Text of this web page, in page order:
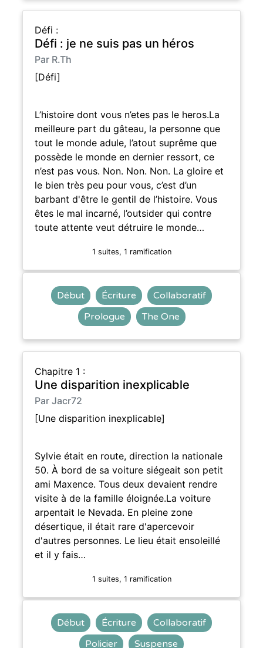
Défi :
Défi : je ne suis pas un héros
Par R.Th
[Défi]
L’histoire dont vous n’etes pas le heros.La
meilleure part du gâteau, la personne que
tout le monde adule, l’atout suprême que
possède le monde en dernier ressort, ce
n’est pas vous. Non. Non. Non. La gloire et
le bien très peu pour vous, c’est d’un
barbant d'être le gentil de l’histoire. Vous
êtes le mal incarné, l’outsider qui contre
toute attente veut détruire le monde…
1 suites, 1 ramification
Début Écriture
Collaboratif
Prologue
The One
Chapitre 1 :
Une disparition inexplicable
Par Jacr72
[Une disparition inexplicable]
Sylvie était en route, direction la nationale
50. À bord de sa voiture siégeait son petit
ami Maxence. Tous deux devaient rendre
visite à de la famille éloignée.La voiture
arpentait le Nevada. En pleine zone
désertique, il était rare d'apercevoir
d'autres personnes. Le lieu était ensoleillé
et il y fais…
1 suites, 1 ramification
Début Écriture
Collaboratif
Policier
Suspense